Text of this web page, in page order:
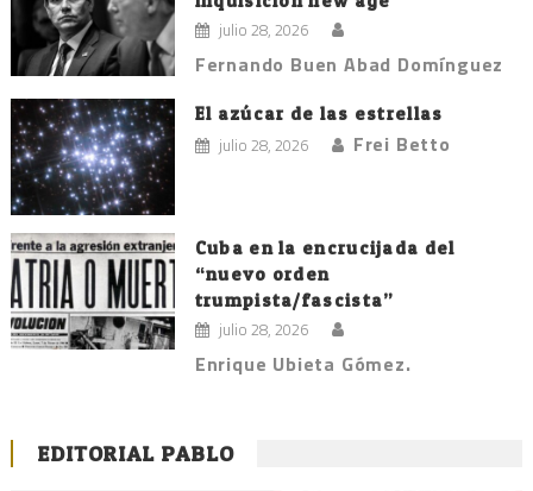
julio 28, 2026
Fernando Buen Abad Domínguez
El azúcar de las estrellas
julio 28, 2026 Frei Betto
Cuba en la encrucijada del
“nuevo orden
trumpista/fascista”
julio 28, 2026
Enrique Ubieta Gómez.
EDITORIAL PABLO